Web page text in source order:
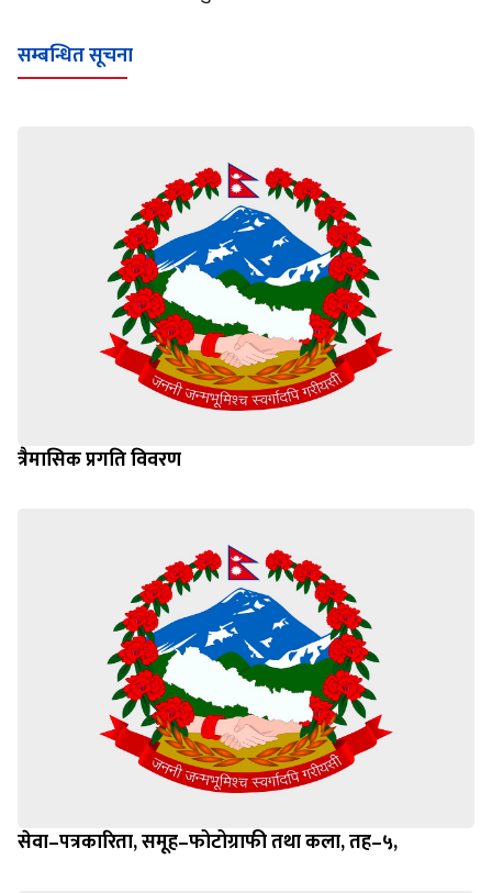
सम्बन्धित सूचना
त्रैमासिक प्रगति विवरण
सेवा–पत्रकारिता, समूह–फोटोग्राफी तथा कला, तह–५,